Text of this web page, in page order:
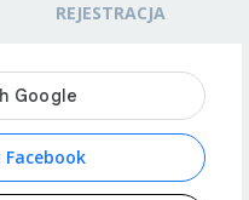
REJESTRACJA